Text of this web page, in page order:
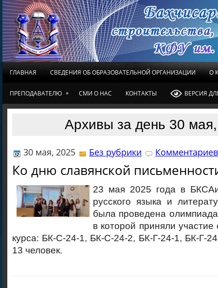
ГЛАВНАЯ СВЕДЕНИЯ ОБ ОБРАЗОВАТЕЛЬНОЙ ОРГАНИЗАЦИИ О
ПРЕПОДАВАТЕЛЮ » СМИ О НАС КОНТАКТЫ ВЕРСИЯ
Архивы за день 30
30 мая, 2025 Без рубрики
Ко дню славянской
23 мая 2025 года в
русского языка и
была проведена
в которой приняли участие
курса: БК-С-24-1, БК-С-24-2, БК-Г-24-1, БК-Г-
13 человек.